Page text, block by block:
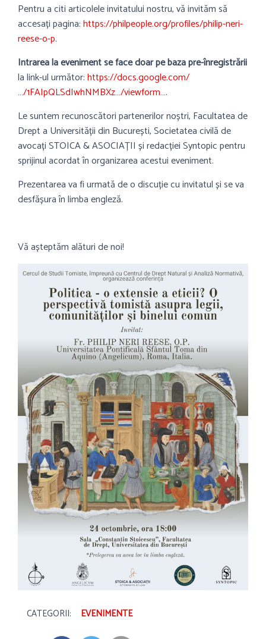
Pentru a citi articolele invitatului nostru, vă invităm să
accesați pagina:https://philpeople.org/profiles/philip-neri-
reese-o-p.
Intrarea la eveniment se face doar pe baza pre-înregistrării
la link-ul următor:https://docs.google.com/
…/1FAIpQLSdIwhNMBXz…/viewform….
Le suntem recunoscători partenerilor noștri, Facultatea de
Drept a Universității din București, Societatea civilă de
avocați STOICA & ASOCIAȚII și redacției Syntopic pentru
sprijinul acordat în organizarea acestui eveniment.
Prezentarea va fi urmată de o discuție cu invitatul și se va
desfășura în limba engleză.
Vă așteptăm alături de noi!
CATEGORII: EVENIMENTE